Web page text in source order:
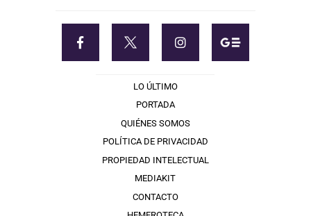
LO ÚLTIMO
PORTADA
QUIÉNES SOMOS
POLÍTICA DE PRIVACIDAD
PROPIEDAD INTELECTUAL
MEDIAKIT
CONTACTO